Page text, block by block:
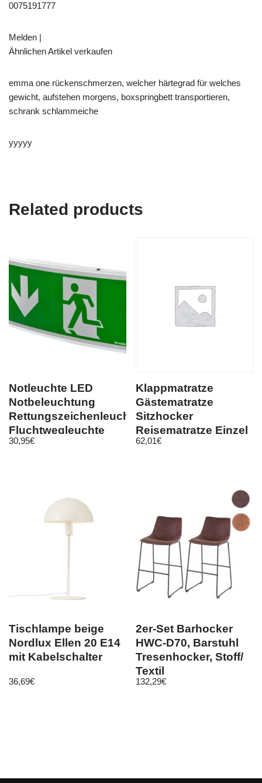
0075191777
Melden |
Ähnlichen Artikel verkaufen
emma one rückenschmerzen, welcher härtegrad für welches
gewicht, aufstehen morgens, boxspringbett transportieren,
schrank schlammeiche
yyyyy
Related products
Notleuchte LED
Notbeleuchtung
Rettungszeichenleuchte
Fluchtwegleuchte
Notlicht 57
30,95€
Klappmatratze
Gästematratze
Sitzhocker
Reisematratze Einzel
& Doppelmatratze
62,01€
Tischlampe beige
Nordlux Ellen 20 E14
mit Kabelschalter
36,69€
2er-Set Barhocker
HWC-D70, Barstuhl
Tresenhocker, Stoff/
Textil
132,29€